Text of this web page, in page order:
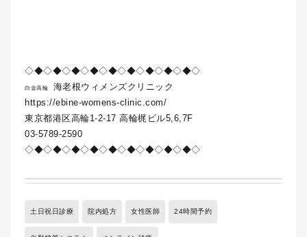
◇◆◇◆◇◆◇◆◇◆◇◆◇◆◇◆◇◆◇
白金高輪
海老根ウィメンズクリニック
https://ebine-womens-clinic.com/
東京都港区高輪1-2-17 高輪梶ビル5,6,7F
03-5789-2590
◇◆◇◆◇◆◇◆◇◆◇◆◇◆◇◆◇◆◇
土日祝日診療 院内処方 女性医師 24時間予約